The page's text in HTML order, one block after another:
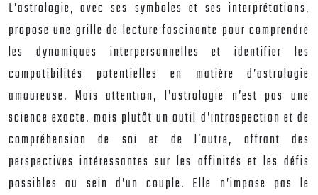
L’astrologie, avec ses symboles et ses interprétations,
propose une grille de lecture fascinante pour comprendre
les dynamiques interpersonnelles et identifier les
compatibilités potentielles en matière d’astrologie
amoureuse. Mais attention, l’astrologie n’est pas une
science exacte, mais plutôt un outil d’introspection et de
compréhension de soi et de l’autre, offrant des
perspectives intéressantes sur les affinités et les défis
possibles au sein d’un couple. Elle n’impose pas le